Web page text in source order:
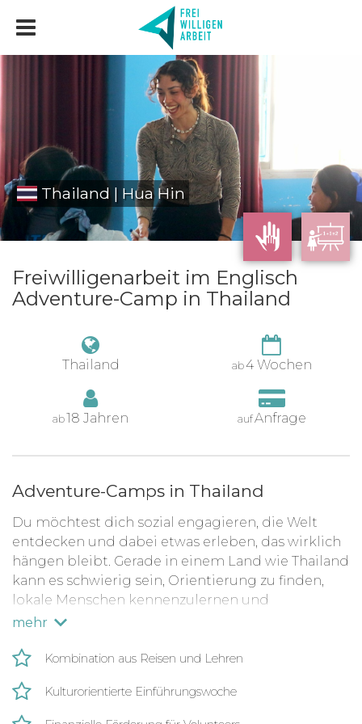
Thailand | Hua Hin
Freiwilligenarbeit im Englisch
Adventure-Camp in Thailand
Thailand ab4 Wochen
ab18 Jahren aufAnfrage
Adventure-Camps in Thailand
Du möchtest dich sozial engagieren, die Welt
entdecken und dabei etwas erleben, das wirklich
hängen bleibt. Gerade in einem Land wie Thailand
kann es schwierig sein, Orientierung zu finden,
lokale Menschen kennenzulernen und
gleichzeitig bei einem Projekt mitzuwirken, das
dich:Wie kann ich sinnvoll helfen und trotzdem
Kultur, Alltag und Natur erleben?
mehr
Kombination aus Reisen und Lehren
Kulturorientierte Einführungswoche